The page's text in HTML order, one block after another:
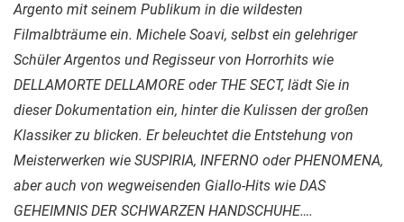
Argento mit seinem Publikum in die wildesten
Filmalbträume ein. Michele Soavi, selbst ein gelehriger
Schüler Argentos und Regisseur von Horrorhits wie
DELLAMORTE DELLAMORE oder THE SECT, lädt Sie in
dieser Dokumentation ein, hinter die Kulissen der großen
Klassiker zu blicken. Er beleuchtet die Entstehung von
Meisterwerken wie SUSPIRIA, INFERNO oder PHENOMENA,
aber auch von wegweisenden Giallo-Hits wie DAS
GEHEIMNIS DER SCHWARZEN HANDSCHUHE….